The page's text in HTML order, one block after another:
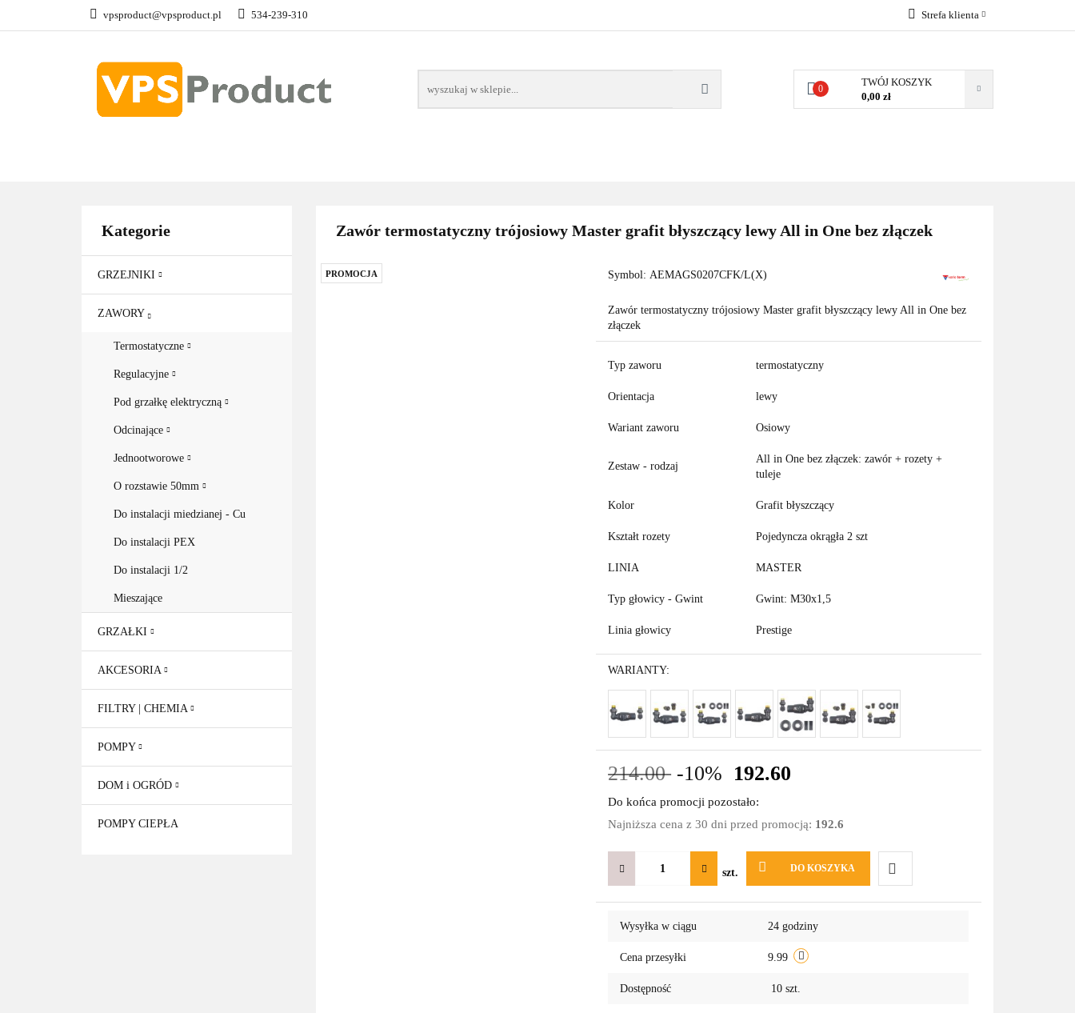
vpsproduct@vpsproduct.pl 534-239-310 Strefa klienta
Zarejestruj się
0
TWÓJ KOSZYK
0,00 zł
GRZEJNIKI
Kategorie
GRZEJNIKI
ZAWORY
Termostatyczne
Regulacyjne
Pod grzałkę elektryczną
Odcinające
Jednootworowe
O rozstawie 50mm
Do instalacji miedzianej - Cu
Do instalacji PEX
Do instalacji 1/2
Mieszające
GRZAŁKI
AKCESORIA
FILTRY | CHEMIA
POMPY
DOM i OGRÓD
POMPY CIEPŁA
Zawór termostatyczny trójosiowy Master grafit błyszczący lewy All in One bez złączek
PROMOCJA Symbol:AEMAGS0207CFK/L(X)
Zawór termostatyczny trójosiowy Master grafit błyszczący lewy All in One bez
złączek
Typ zaworu termostatyczny
Orientacja lewy
Wariant zaworu Osiowy
Zestaw - rodzaj
All in One bez złączek: zawór + rozety +
tuleje
Kolor Grafit błyszczący
Kształt rozety Pojedyncza okrągła 2 szt
LINIA MASTER
Typ głowicy - Gwint Gwint: M30x1,5
Linia głowicy Prestige
WARIANTY:
214.00 -10% 192.60
Do końca promocji pozostało:
Najniższa cena z 30 dni przed promocją: 192.6
szt. DO KOSZYKA
Do
Wysyłka w ciągu 24 godziny
Cena przesyłki 9.99
Dostępność 10 szt.